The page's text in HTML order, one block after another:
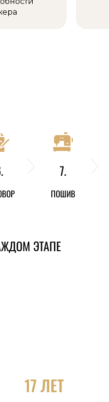
7.
ПОШИВ
ЭТАПЕ
17 ЛЕТ